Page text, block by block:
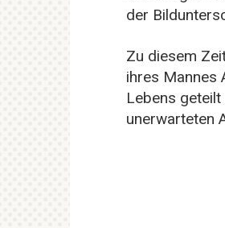
der
Zu diesem
ihres Mannes
Lebens
unerwarteten